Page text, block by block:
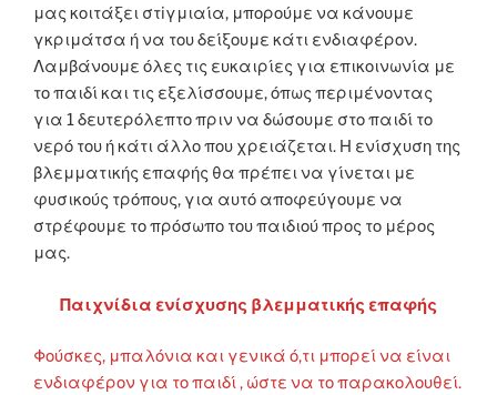
μας κοιτάξει στiγμιαία, μπορούμε να κάνουμε
γκριμάτσα ή να του δείξουμε κάτι ενδιαφέρον.
Λαμβάνουμε όλες τις ευκαιρίες για επικοινωνία με
το παιδί και τις εξελίσσουμε, όπως περιμένοντας
για 1 δευτερόλεπτο πριν να δώσουμε στο παιδί το
νερό του ή κάτι άλλο που χρειάζεται. Η ενίσχυση της
βλεμματικής επαφής θα πρέπει να γίνεται με
φυσικούς τρόπους, για αυτό αποφεύγουμε να
στρέφουμε το πρόσωπο του παιδιού προς το μέρος
μας.
Παιχνίδια ενίσχυσης βλεμματικής επαφής
Φούσκες, μπαλόνια και γενικά ό,τι μπορεί να είναι
ενδιαφέρον για το παιδί , ώστε να το παρακολουθεί.